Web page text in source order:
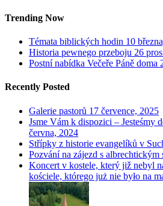
Trending Now
Témata biblických hodin 10
Historia pewnego przeboju 26
Postní nabídka Večeře Páně doma
Recently Posted
Galerie pastorů 17 července, 2025
Jsme Vám k dispozici – Jesteśmy
června, 2024
Střípky z historie evangelíků v
Pozvání na zájezd s albrechtickým
Koncert v kostele, který již nebyl
kościele, którego już nie było na